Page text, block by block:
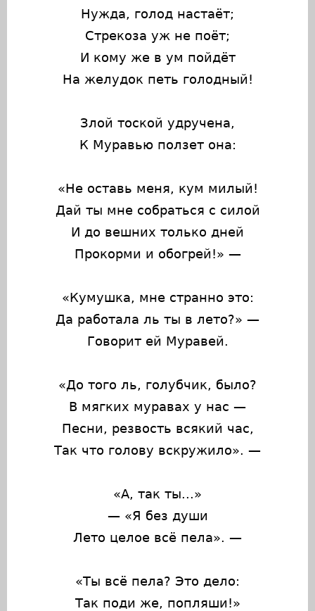
Нужда, голод настаёт;
Стрекоза уж не поёт;
И кому же в ум пойдёт
На желудок петь голодный!
Злой тоской удручена,
К Муравью ползет она:
«Не оставь меня, кум милый!
Дай ты мне собраться с силой
И до вешних только дней
Прокорми и обогрей!» —
«Кумушка, мне странно это:
Да работала ль ты в лето?» —
Говорит ей Муравей.
«До того ль, голубчик, было?
В мягких муравах у нас —
Песни, резвость всякий час,
Так что голову вскружило». —
«А, так ты...»
— «Я без души
Лето целое всё пела». —
«Ты всё пела? Это дело:
Так поди же, попляши!»